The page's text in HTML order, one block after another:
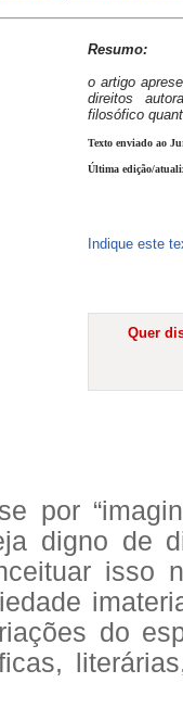
Resumo:
o artigo
direitos
filosófico
Texto enviado ao
Última edição/
Indique este
Quer
por
digno de
isso
do